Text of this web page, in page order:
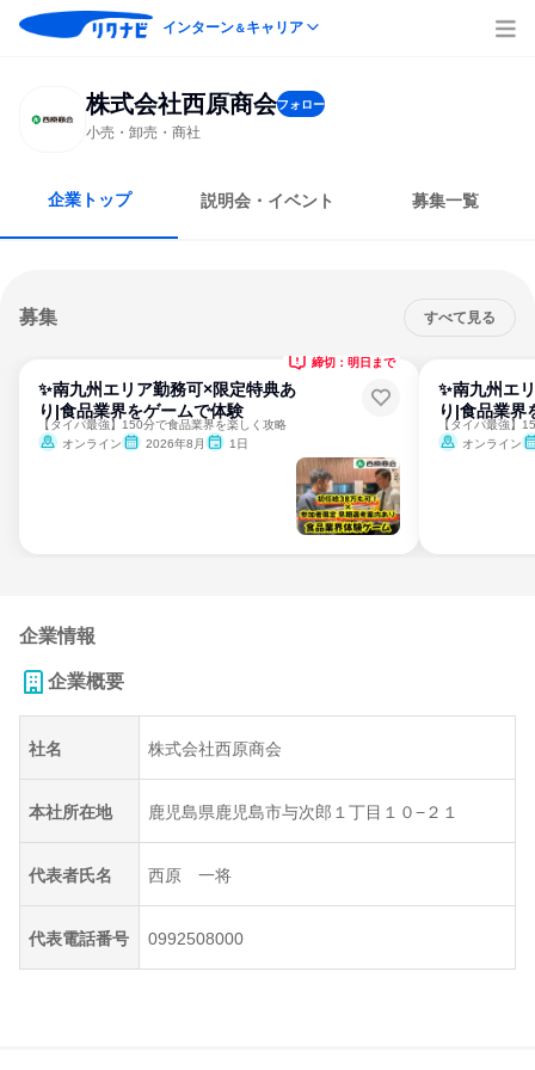
インターン＆キャリア
株式会社西原商会フォロー
小売・卸売・商社
企業トップ 説明会・イベント 募集一覧
募集 すべて見る
✨南九州エリア勤務可×限定特典あ
り|食品業界をゲームで体験
【タイパ最強】150分で食品業界を楽しく攻略
オンライン
2026年8月 1日
締切：明日まで
✨南九州エ
り|食品業界
【タイパ最強】
オンライン
企業情報
企業概要
社名 株式会社西原商会
本社所在地 鹿児島県鹿児島市与次郎１丁目１０−２１
代表者氏名 西原 一将
代表電話番号 0992508000